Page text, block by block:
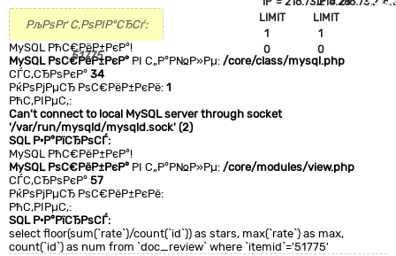
LIMIT
1
0
LIMIT
1
0
РљРѕРґ С‚РѕРІР°СЂСѓ:
51775
MySQL РћС€РёР±РєР°!
MySQL РѕС€РёР±РєР° РІ С„Р°Р№Р»Рµ: /core/class/mysql.php
СЃС‚СЂРѕРєР° 34
РќРѕРјРµСЂ РѕС€РёР±РєРё: 1
РћС‚РІРµС‚:
Can't connect to local MySQL server through socket
'/var/run/mysqld/mysqld.sock' (2)
SQL Р·Р°РїСЂРѕСЃ:
MySQL РћС€РёР±РєР°!
MySQL РѕС€РёР±РєР° РІ С„Р°Р№Р»Рµ: /core/modules/view.php
СЃС‚СЂРѕРєР° 57
РќРѕРјРµСЂ РѕС€РёР±РєРё:
РћС‚РІРµС‚:
SQL Р·Р°РїСЂРѕСЃ:
select floor(sum(`rate`)/count(`id`)) as stars, max(`rate`) as max,
count(`id`) as num from `doc_review` where `itemid`='51775'